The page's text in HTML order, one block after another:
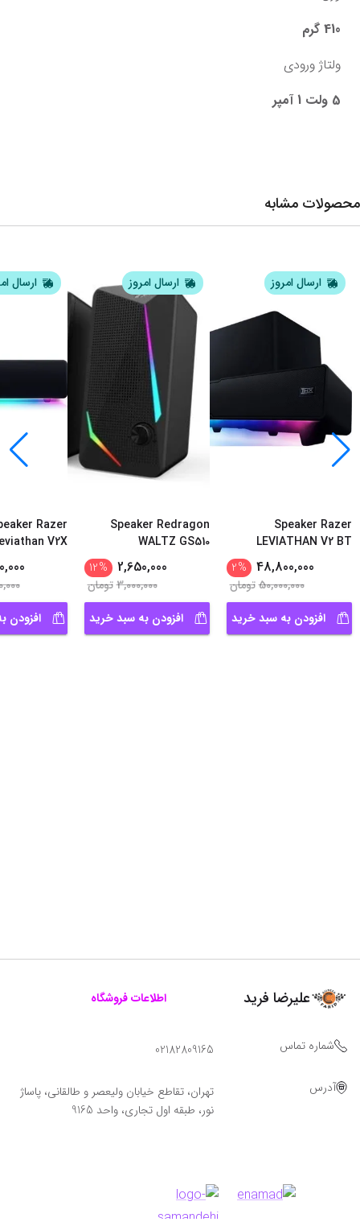
410 گرم
ولتاژ ورودی
5 ولت 1 آمپر
محصولات مشابه
ارسال امروز
Speaker Razer
LEVIATHAN V2 BT
48,800,000
%
2
50,000,000تومان
افزودن به سبد خرید
ارسال امروز
Speaker Redragon
WALTZ GS510
2,650,000
%
12
3,000,000تومان
افزودن به سبد خرید
ارسال
Razer
V2X
افزودن
علیرضا فرید اطلاعات فروشگاه
شماره تماس 02182809165
آدرس
تهران، تقاطع خیابان ولیعصر و طالقانی، پاساژ
نور، طبقه اول تجاری، واحد 9165